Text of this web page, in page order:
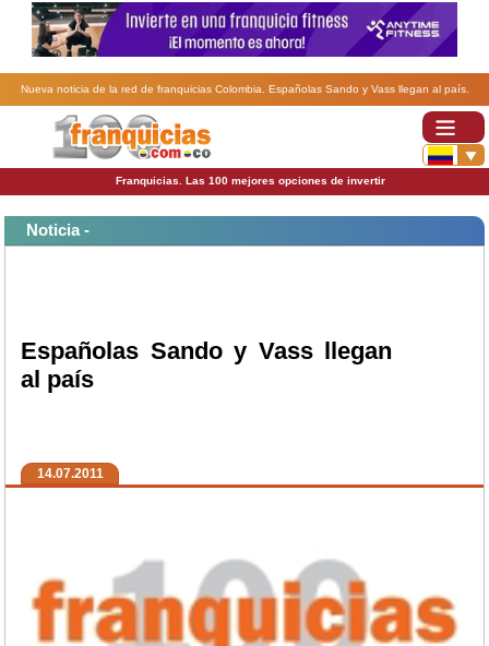
Nueva noticia de la red de franquicias Colombia. Españolas Sando y Vass llegan al país.
Franquicias. Las 100 mejores opciones de invertir
Noticia -
Españolas Sando y Vass llegan
al país
14.07.2011